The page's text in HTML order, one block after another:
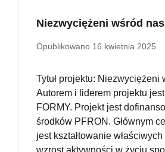
Niezwyciężeni wśród
Opublikowano 16 kwietnia 2025
Tytuł projektu: Niezwyciężeni
Autorem i liderem projektu
FORMY. Projekt jest
środków PFRON. Głównym
jest kształtowanie